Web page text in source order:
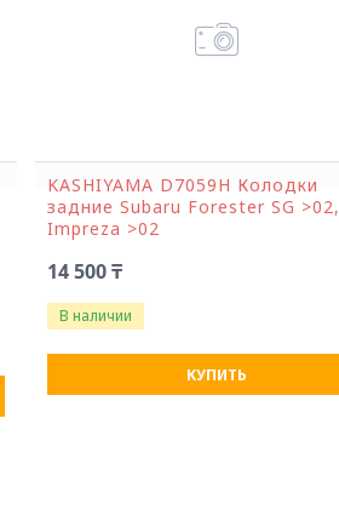
KASHIYAMA D7059H Колодки
задние Subaru Forester SG >02,
Impreza >02
14 500 ₸
В наличии
КУПИТЬ